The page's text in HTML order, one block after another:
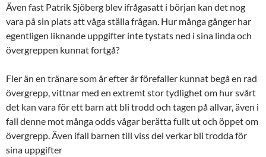
Även fast Patrik Sjöberg blev ifrågasatt i början kan det nog
vara på sin plats att våga ställa frågan. Hur många gånger har
egentligen liknande uppgifter inte tystats ned i sina linda och
övergreppen kunnat fortgå?
Fler än en tränare som år efter år förefaller kunnat begå en rad
övergrepp, vittnar med en extremt stor tydlighet om hur svårt
det kan vara för ett barn att bli trodd och tagen på allvar, även i
fall denne mot många odds vågar berätta fullt ut och öppet om
övergrepp. Även ifall barnen till viss del verkar bli trodda för
sina uppgifter